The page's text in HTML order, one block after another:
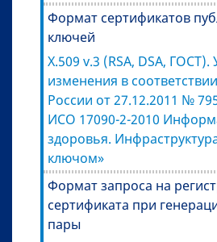
Формат сертификатов
ключей
X.509 v.3 (RSA, DSA,
изменения в
России от 27.12.2011 №
ИСО 17090-2-2010
здоровья.
ключом»
Формат запроса на
сертификата при
пары